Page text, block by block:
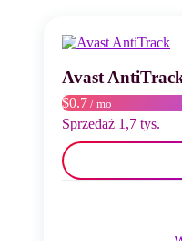
wybrać
stronie
Avast
$0.7 / mo
Sprzedaż 1,7 tys.